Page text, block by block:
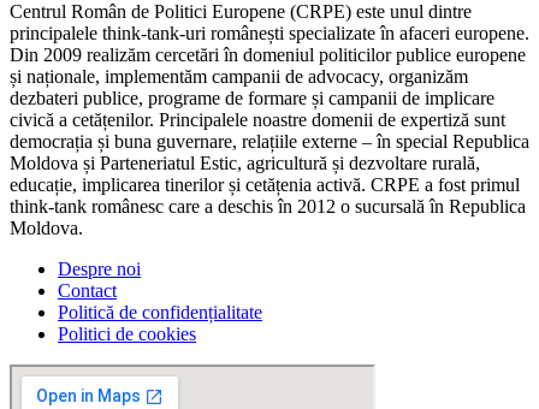
Centrul Român de Politici Europene (CRPE) este unul dintre
principalele think-tank-uri românești specializate în afaceri europene.
Din 2009 realizăm cercetări în domeniul politicilor publice europene
și naționale, implementăm campanii de advocacy, organizăm
dezbateri publice, programe de formare și campanii de implicare
civică a cetățenilor. Principalele noastre domenii de expertiză sunt
democrația și buna guvernare, relațiile externe – în special Republica
Moldova și Parteneriatul Estic, agricultură și dezvoltare rurală,
educație, implicarea tinerilor și cetățenia activă. CRPE a fost primul
think-tank românesc care a deschis în 2012 o sucursală în Republica
Moldova.
Despre noi
Contact
Politică de confidențialitate
Politici de cookies